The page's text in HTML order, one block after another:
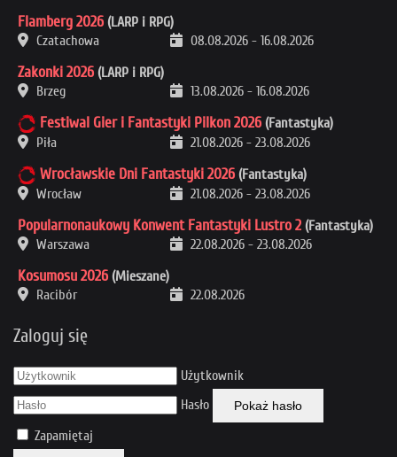
Flamberg 2026 (LARP i RPG)
Czatachowa
08.08.2026 - 16.08.2026
Zakonki 2026 (LARP i RPG)
Brzeg
13.08.2026 - 16.08.2026
Festiwal Gier i Fantastyki Pilkon 2026 (Fantastyka)
Piła
21.08.2026 - 23.08.2026
Wrocławskie Dni Fantastyki 2026 (Fantastyka)
Wrocław
21.08.2026 - 23.08.2026
Popularnonaukowy Konwent Fantastyki Lustro 2 (Fantastyka)
Warszawa
22.08.2026 - 23.08.2026
Kosumosu 2026 (Mieszane)
Racibór
22.08.2026
Zaloguj się
Użytkownik
Hasło
Pokaż hasło
Zapamiętaj